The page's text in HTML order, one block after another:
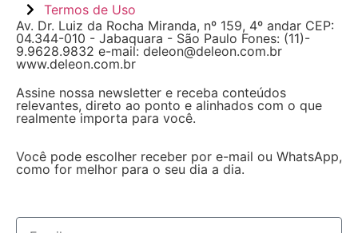
Termos de Uso
Av. Dr. Luiz da Rocha Miranda, nº 159, 4º andar CEP:
04.344-010 - Jabaquara - São Paulo Fones: (11)-
9.9628.9832 e-mail: deleon@deleon.com.br
www.deleon.com.br
Assine nossa newsletter e receba conteúdos
relevantes, direto ao ponto e alinhados com o que
realmente importa para você.
Você pode escolher receber por e-mail ou WhatsApp,
como for melhor para o seu dia a dia.